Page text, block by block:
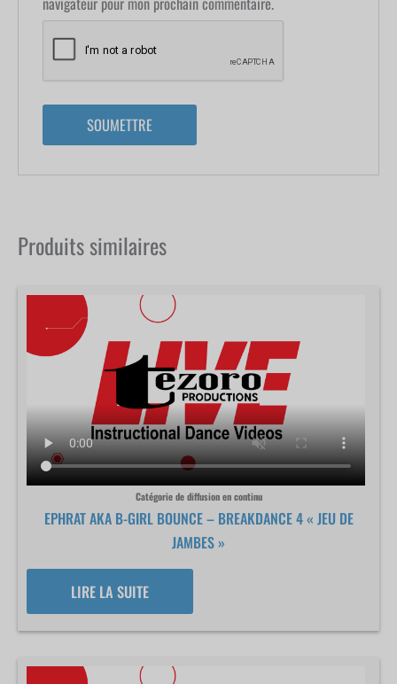
Produits similaires
Catégorie de diffusion en continu
EPHRAT AKA B-GIRL BOUNCE – BREAKDANCE 4 « JEU DE
JAMBES »
LIRE LA SUITE